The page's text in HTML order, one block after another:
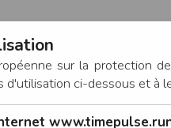
sur la protection
ci-dessous et à